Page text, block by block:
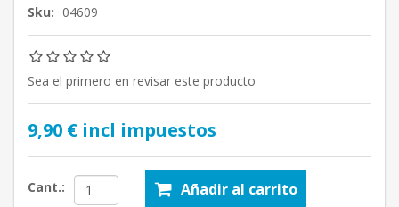
Sku: 04609
Sea el primero en revisar este producto
9,90 € incl impuestos
Cant.: Añadir al carrito